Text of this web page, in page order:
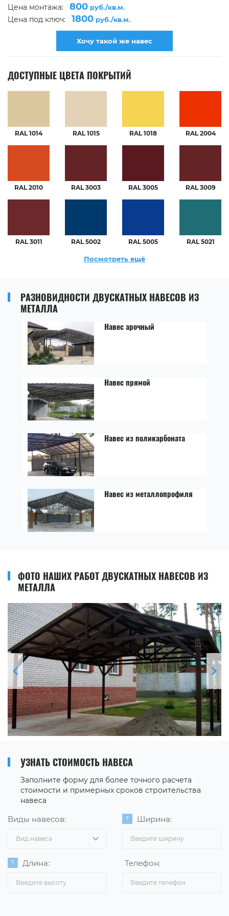
Цена монтажа: 800 руб./кв.м.
Цена под ключ: 1800 руб./кв.м.
Хочу такой же навес
ДОСТУПНЫЕ ЦВЕТА ПОКРЫТИЙ
RAL 1014 RAL 1015 RAL 1018 RAL 2004
RAL 2010 RAL 3003 RAL 3005 RAL 3009
RAL 3011 RAL 5002 RAL 5005 RAL 5021
Посмотреть ещё
РАЗНОВИДНОСТИ ДВУСКАТНЫХ НАВЕСОВ ИЗ
МЕТАЛЛА
Навес арочный
Навес прямой
Навес из поликарбоната
Навес из металлопрофиля
ФОТО НАШИХ РАБОТ ДВУСКАТНЫХ НАВЕСОВ ИЗ
МЕТАЛЛА
УЗНАТЬ СТОИМОСТЬ НАВЕСА
Заполните форму для более точного расчета
стоимости и примерных сроков строительства
навеса
Виды навесов:
Вид навеса
Ширина:
Длина: Телефон: